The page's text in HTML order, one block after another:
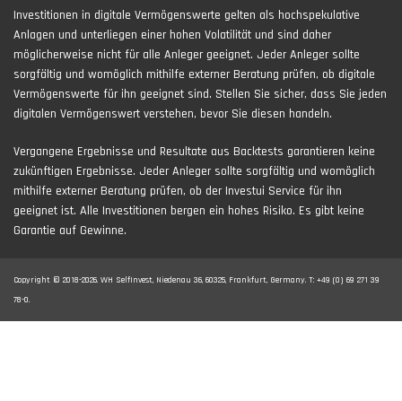
Investitionen in digitale Vermögenswerte gelten als hochspekulative
Anlagen und unterliegen einer hohen Volatilität und sind daher
möglicherweise nicht für alle Anleger geeignet. Jeder Anleger sollte
sorgfältig und womöglich mithilfe externer Beratung prüfen, ob digitale
Vermögenswerte für ihn geeignet sind. Stellen Sie sicher, dass Sie jeden
digitalen Vermögenswert verstehen, bevor Sie diesen handeln.
Vergangene Ergebnisse und Resultate aus Backtests garantieren keine
zukünftigen Ergebnisse. Jeder Anleger sollte sorgfältig und womöglich
mithilfe externer Beratung prüfen, ob der Investui Service für ihn
geeignet ist. Alle Investitionen bergen ein hohes Risiko. Es gibt keine
Garantie auf Gewinne.
Copyright © 2018-2026. WH SelfInvest, Niedenau 36, 60325, Frankfurt, Germany. T: +49 (0) 69 271 39
78-0.